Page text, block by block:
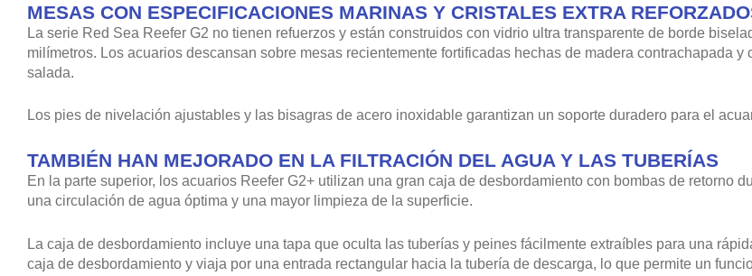
MESAS CON ESPECIFICACIONES MARINAS Y CRISTALES EXTRA
La serie Red Sea Reefer G2 no tienen refuerzos y están construidos con vidrio ultra transparente de borde
milímetros. Los acuarios descansan sobre mesas recientemente fortificadas hechas de madera contrachapada
salada.
Los pies de nivelación ajustables y las bisagras de acero inoxidable garantizan un soporte duradero para el
TAMBIÉN HAN MEJORADO EN LA FILTRACIÓN DEL AGUA Y LAS TUBERÍAS
En la parte superior, los acuarios Reefer G2+ utilizan una gran caja de desbordamiento con bombas de retorno
una circulación de agua óptima y una mayor limpieza de la superficie.
La caja de desbordamiento incluye una tapa que oculta las tuberías y peines fácilmente extraíbles para una
caja de desbordamiento y viaja por una entrada rectangular hacia la tubería de descarga, lo que permite un